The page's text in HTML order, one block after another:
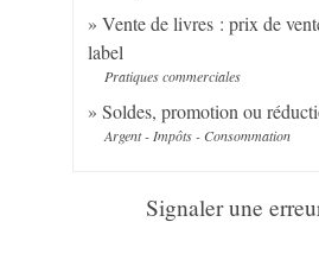
Vente de livres : prix de
label
Pratiques commerciales
Soldes, promotion ou
Argent - Impôts - Consommation
Signaler une